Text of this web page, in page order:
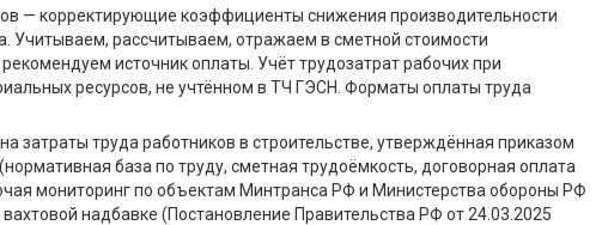
— корректирующие коэффициенты снижения производительности
Учитываем, рассчитываем, отражаем в сметной стоимости
источник оплаты. Учёт трудозатрат рабочих при
ресурсов, не учтённом в ТЧ ГЭСН. Форматы оплаты труда
затраты труда работников в строительстве, утверждённая приказом
база по труду, сметная трудоёмкость, договорная оплата
мониторинг по объектам Минтранса РФ и Министерства обороны РФ
надбавке (Постановление Правительства РФ от 24.03.2025